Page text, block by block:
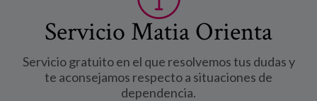
Servicio Matia Orienta
Servicio gratuito en el que resolvemos tus dudas y
te aconsejamos respecto a situaciones de
dependencia.